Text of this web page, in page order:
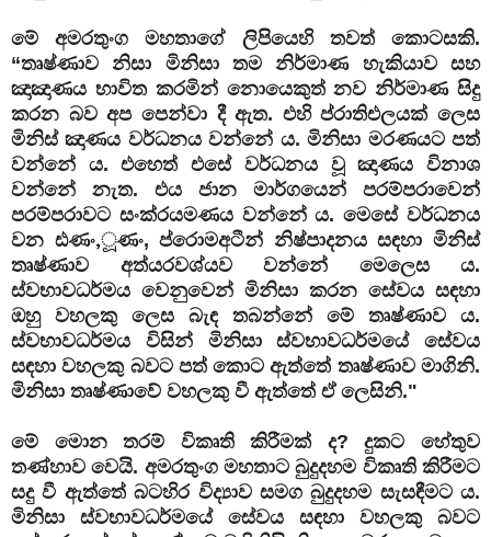
මේ අමරතුංග මහතාගේ ලිපියෙහි තවත් කොටසකි.
“තෘෂ්ණාව නිසා මිනිසා තම නිර්මාණ හැකියාව සහ
ඤාඤාණය භාවිත කරමින් නොයෙකුත් නව නිර්මාණ සිදු
කරන බව අප පෙන්වා දී ඇත. එහි ප්රාතිඑලයක්‌ ලෙස
මිනිස්‌ ඤාණය වර්ධනය වන්නේ ය. මිනිසා මරණයට පත්
වන්නේ ය. එහෙත් එසේ වර්ධනය වූ ඤාණය විනාශ
වන්නේ නැත. එය ජාන මාර්ගයෙන් පරම්පරාවෙන්
පරම්පරාවට සංක්රයමණය වන්නේ ය. මෙසේ වර්ධනය
වන ඪණං,ූණං, ප්රොමඅටීන් නිෂ්පාදනය සඳහා මිනිස්‌
තෘෂ්ණාව අත්යරවශ්යව වන්නේ මෙලෙස ය.
ස්‌වභාවධර්මය වෙනුවෙන් මිනිසා කරන සේවය සඳහා
ඔහු වහලකු ලෙස බැඳ තබන්නේ මේ තෘෂ්ණාව ය.
ස්‌වභාවධර්මය විසින් මිනිසා ස්‌වභාවධර්මයේ සේවය
සඳහා වහලකු බවට පත් කොට ඇත්තේ තෘෂ්ණාව මාගිනි.
මිනිසා තෘෂ්ණාවේ වහලකු වී ඇත්තේ ඒ ලෙසිනි."
මේ මොන තරම් විකෘති කිරීමක් ද? දුකට හේතුව
තණ්හාව වෙයි. අමරතුංග මහතාට බුදුදහම විකෘති කිරීමට
සදු වී ඇත්තේ බටහිර විද්‍යාව සමග බුදුදහම සැසඳීමට ය.
මිනිසා ස්වභාවධර්මයේ සේවය සඳහා වහලකු බවට